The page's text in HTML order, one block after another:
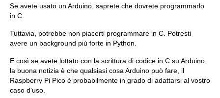
Se avete usato un Arduino, saprete che dovrete programmarlo
in C.
Tuttavia, potrebbe non piacerti programmare in C. Potresti
avere un background più forte in Python.
E così se avete lottato con la scrittura di codice in C su Arduino,
la buona notizia è che qualsiasi cosa Arduino può fare, il
Raspberry Pi Pico è probabilmente in grado di adattarsi al vostro
caso d'uso.